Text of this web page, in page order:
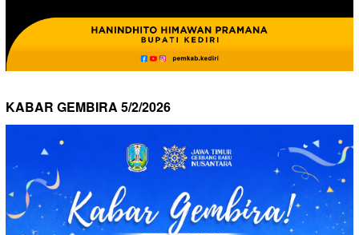
KABAR GEMBIRA 5/2/2026